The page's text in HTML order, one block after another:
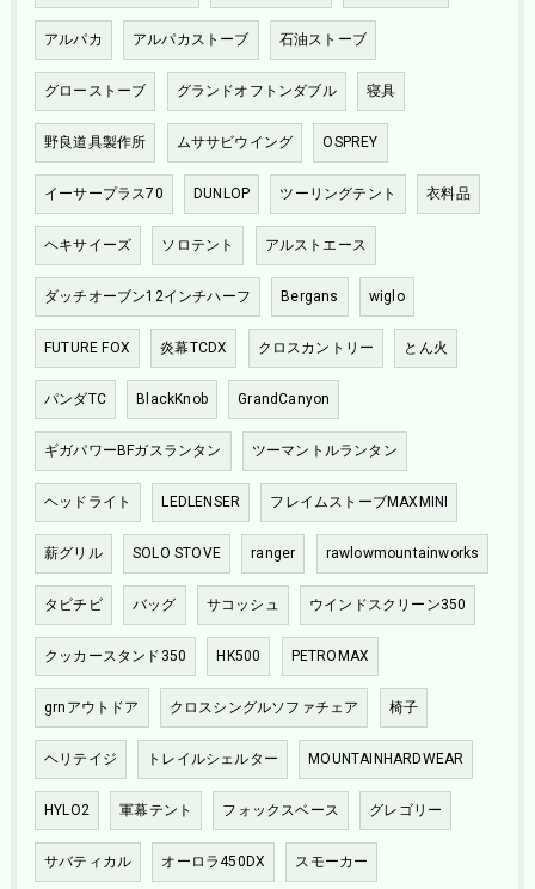
アルパカ アルパカストーブ 石油ストーブ
グローストーブ グランドオフトンダブル 寝具
野良道具製作所 ムササビウイング OSPREY
イーサープラス70 DUNLOP ツーリングテント 衣料品
ヘキサイーズ ソロテント アルストエース
ダッチオーブン12インチハーフ Bergans wiglo
FUTURE FOX 炎幕TCDX クロスカントリー とん火
パンダTC BlackKnob GrandCanyon
ギガパワーBFガスランタン ツーマントルランタン
ヘッドライト LEDLENSER フレイムストーブMAXMINI
薪グリル SOLO STOVE ranger rawlowmountainworks
タビチビ バッグ サコッシュ ウインドスクリーン350
クッカースタンド350 HK500 PETROMAX
grnアウトドア クロスシングルソファチェア 椅子
ヘリテイジ トレイルシェルター MOUNTAINHARDWEAR
HYLO2 軍幕テント フォックスベース グレゴリー
サバティカル オーロラ450DX スモーカー